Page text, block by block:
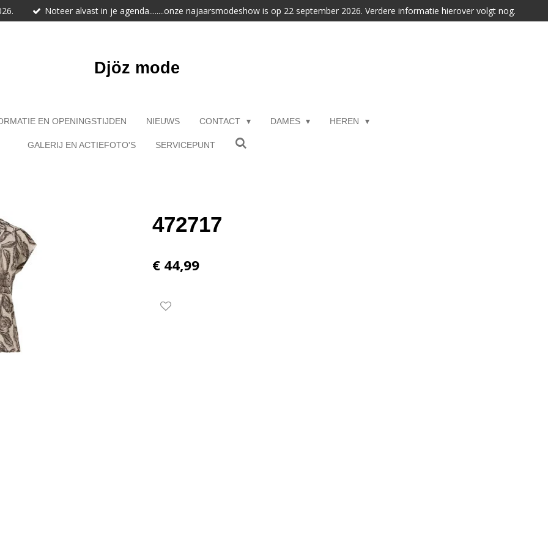
Noteer alvast in je agenda........onze najaarsmodeshow is op 22 september 2026. Verdere informatie hierover volgt nog.
Djöz mode
EN OPENINGSTIJDEN NIEUWS CONTACT DAMES HEREN
GALERIJ EN ACTIEFOTO'S SERVICEPUNT
472717
€ 44,99